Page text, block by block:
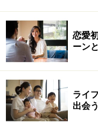
恋愛
ーン
ライ
出会